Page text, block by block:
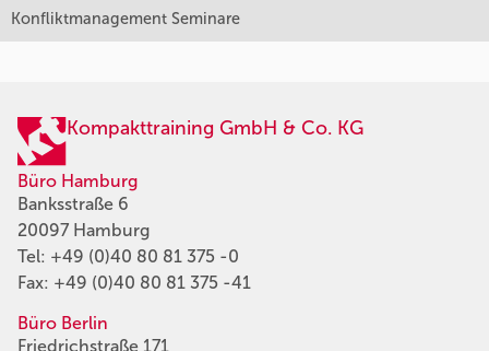
Konfliktmanagement Seminare
Kompakttraining GmbH & Co. KG
Büro Hamburg
Banksstraße 6
20097 Hamburg
Tel: +49 (0)40 80 81 375 -0
Fax: +49 (0)40 80 81 375 -41
Büro Berlin
Friedrichstraße 171